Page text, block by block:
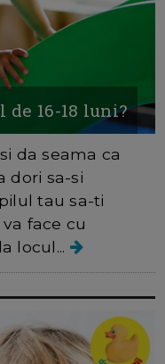
de 16-18 luni?
da seama ca
dori sa-si
tau sa-ti
face cu
locul...